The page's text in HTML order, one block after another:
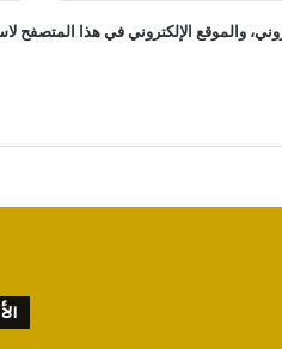
والموقع الإلكتروني في هذا المتصفح